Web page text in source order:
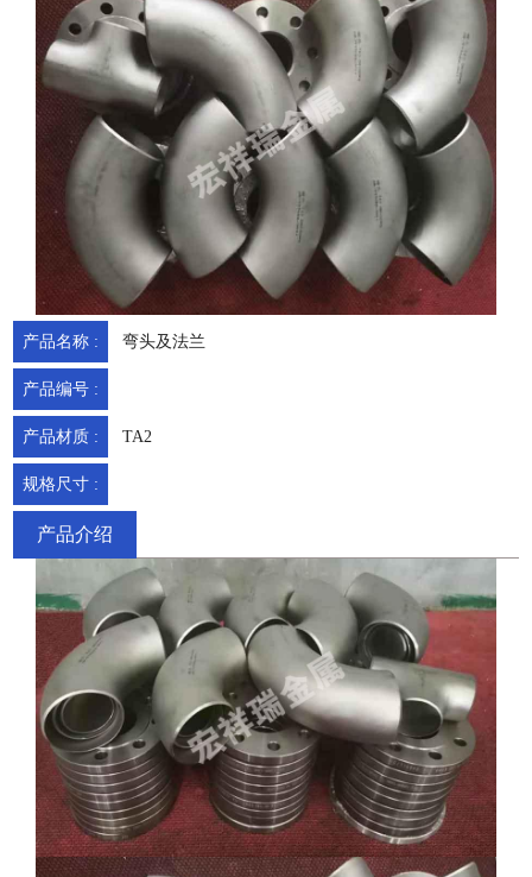
产品名称 : 弯头及法兰
产品编号 :
产品材质 : TA2
规格尺寸 :
产品介绍